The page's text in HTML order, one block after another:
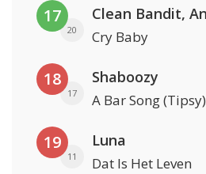
17
20 Cry Baby
18
17
Shaboozy
A Bar Song (Tipsy)
19
11
Luna
Dat Is Het Leven